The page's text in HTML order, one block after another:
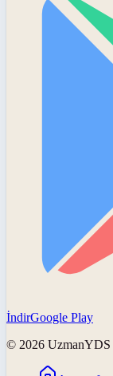
İndirGoogle Play
© 2026 UzmanYDS